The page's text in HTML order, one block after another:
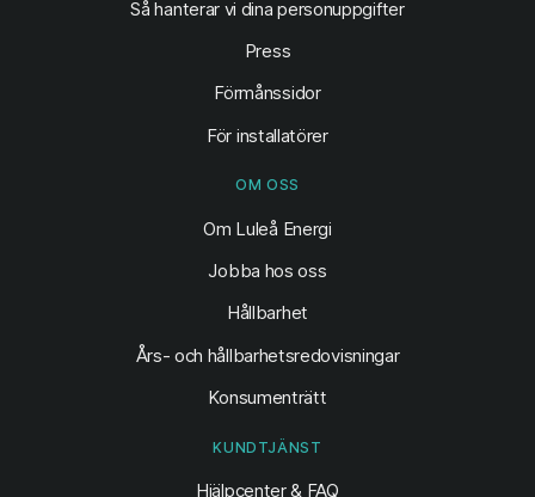
Så hanterar vi dina personuppgifter
Press
Förmånssidor
För installatörer
OM OSS
Om Luleå Energi
Jobba hos oss
Hållbarhet
Års- och hållbarhetsredovisningar
Konsumenträtt
KUNDTJÄNST
Hjälpcenter & FAQ